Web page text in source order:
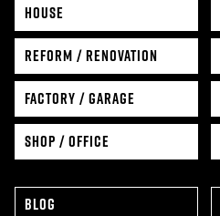
HOUSE
REFORM / RENOVATION
FACTORY / GARAGE
SHOP / OFFICE
BLOG